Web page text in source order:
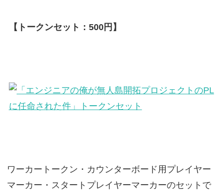
【トークンセット：500円】
ワーカートークン・カウンターボード用プレイヤー
マーカー・スタートプレイヤーマーカーのセットで